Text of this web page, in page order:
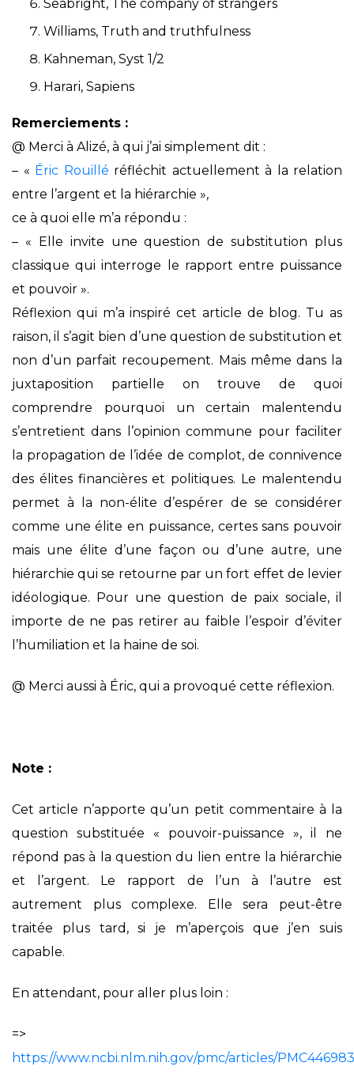
Seabright, The company of strangers
Williams, Truth and truthfulness
Kahneman, Syst 1/2
Harari, Sapiens
Remerciements :
@ Merci à Alizé, à qui j’ai simplement dit :
– « Éric Rouillé réfléchit actuellement à la relation
entre l’argent et la hiérarchie »,
ce à quoi elle m’a répondu :
– « Elle invite une question de substitution plus
classique qui interroge le rapport entre puissance
et pouvoir ».
Réflexion qui m’a inspiré cet article de blog. Tu as
raison, il s’agit bien d’une question de substitution et
non d’un parfait recoupement. Mais même dans la
juxtaposition partielle on trouve de quoi
comprendre pourquoi un certain malentendu
s’entretient dans l’opinion commune pour faciliter
la propagation de l’idée de complot, de connivence
des élites financières et politiques. Le malentendu
permet à la non-élite d’espérer de se considérer
comme une élite en puissance, certes sans pouvoir
mais une élite d’une façon ou d’une autre, une
hiérarchie qui se retourne par un fort effet de levier
idéologique. Pour une question de paix sociale, il
importe de ne pas retirer au faible l’espoir d’éviter
l’humiliation et la haine de soi.
@ Merci aussi à Éric, qui a provoqué cette réflexion.
Note :
Cet article n’apporte qu’un petit commentaire à la
question substituée « pouvoir-puissance », il ne
répond pas à la question du lien entre la hiérarchie
et l’argent. Le rapport de l’un à l’autre est
autrement plus complexe. Elle sera peut-être
traitée plus tard, si je m’aperçois que j’en suis
capable.
En attendant, pour aller plus loin :
=>
https://www.ncbi.nlm.nih.gov/pmc/articles/